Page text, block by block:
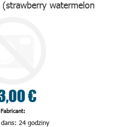
watermelon
€
Fabricant:
24 godziny